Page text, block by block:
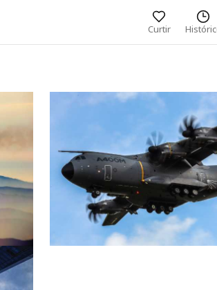
Curtir